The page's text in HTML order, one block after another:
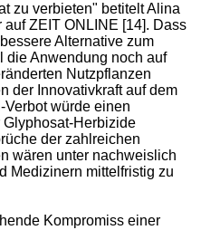
zu verbieten" betitelt Alina
ZEIT ONLINE [14]. Dass
Alternative zum
die Anwendung noch auf
Nutzpflanzen
der Innovativkraft auf dem
würde einen
Herbizide
der zahlreichen
wären unter nachweislich
Medizinern mittelfristig zu
Kompromiss einer